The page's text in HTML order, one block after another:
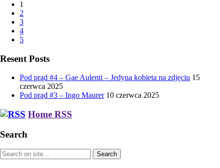
1
2
3
4
5
Resent Posts
Pod prąd #4 – Gae Aulenti – Jedyna kobieta na zdjęciu 15
czerwca 2025
Pod prąd #3 – Ingo Maurer 10 czerwca 2025
Home RSS
Search